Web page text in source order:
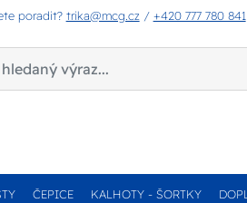
poradit? trika@mcg.cz / +420 777 780 841
ČEPICE KALHOTY - ŠORTKY